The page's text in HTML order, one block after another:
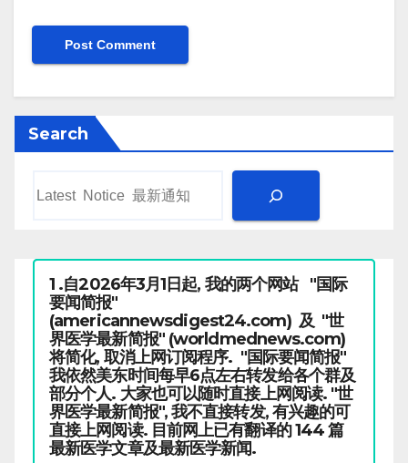
Search
1 .自2026年3月1日起, 我的两个网站 "国际
要闻简报"
(americannewsdigest24.com) 及 "世
界医学最新简报" (worldmednews.com)
将简化, 取消上网订阅程序. "国际要闻简报"
我依然美东时间每早6点左右转发给各个群及
部分个人. 大家也可以随时直接上网阅读. "世
界医学最新简报", 我不直接转发, 有兴趣的可
直接上网阅读. 目前网上已有翻译的 144 篇
最新医学文章及最新医学新闻.